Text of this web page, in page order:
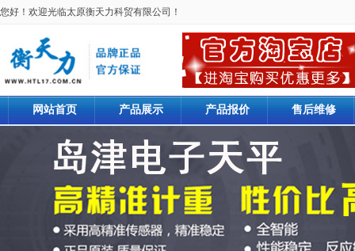
您好！欢迎光临太原衡天力科贸有限公司！
网站首页 产品展示 产品报价 售后维修